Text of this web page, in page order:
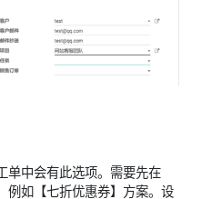
单中会有此选项。需要先在
例如【七折优惠券】方案。设